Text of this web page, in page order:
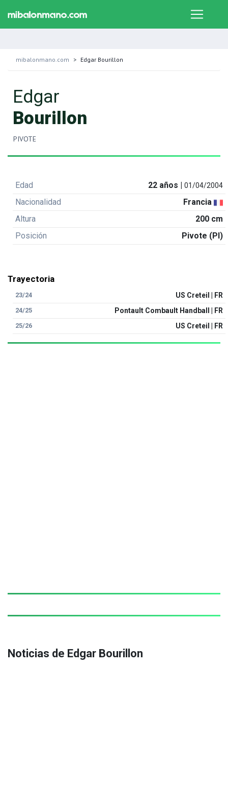
mibalonmano.com Edgar Bourillon
Edgar
Bourillon
PIVOTE
Edad 22 años |01/04/2004
Nacionalidad
Francia
Altura
200 cm
Posición
Pivote (PI)
Trayectoria
23/24 US Creteil | FR
24/25 Pontault Combault Handball | FR
25/26 US Creteil | FR
Noticias de Edgar Bourillon